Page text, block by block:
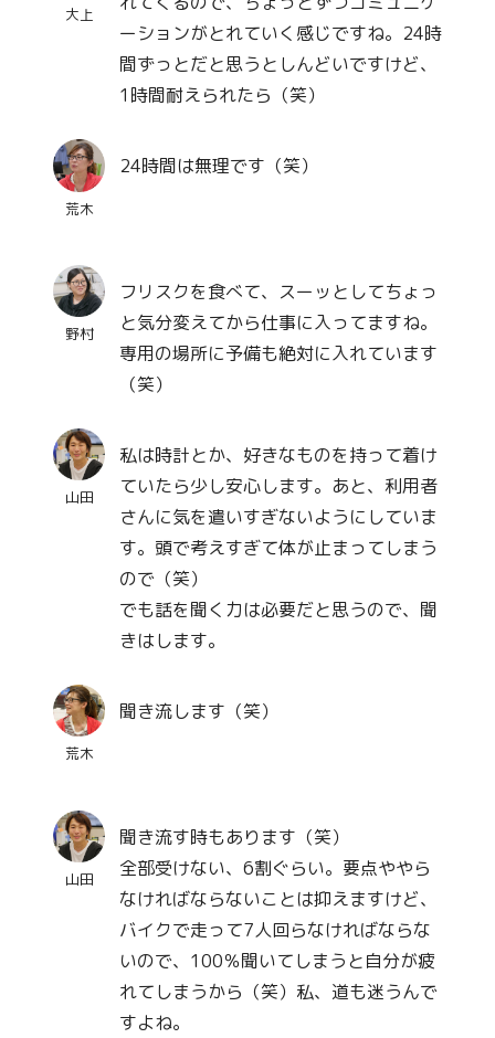
大上
ーションがとれていく感じですね。24時
間ずっとだと思うとしんどいですけど、
1時間耐えられたら（笑）
荒木
24時間は無理です（笑）
野村
フリスクを食べて、スーッとしてちょっ
と気分変えてから仕事に入ってますね。
専用の場所に予備も絶対に入れています
（笑）
山田
私は時計とか、好きなものを持って着け
ていたら少し安心します。あと、利用者
さんに気を遣いすぎないようにしていま
す。頭で考えすぎて体が止まってしまう
ので（笑）
でも話を聞く力は必要だと思うので、聞
きはします。
荒木
聞き流します（笑）
山田
聞き流す時もあります（笑）
全部受けない、6割ぐらい。要点ややら
なければならないことは抑えますけど、
バイクで走って7人回らなければならな
いので、100％聞いてしまうと自分が疲
れてしまうから（笑）私、道も迷うんで
すよね。